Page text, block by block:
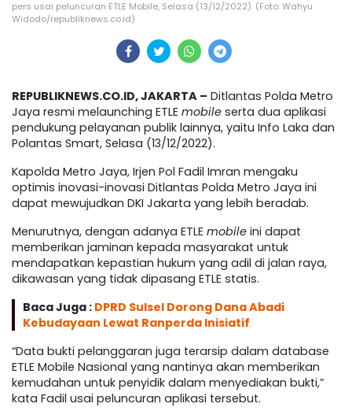
pers usai peluncuran ETLE Mobile, Selasa (13/12/2022). (Foto: Wahyu
Widodo/republiknews.co.id)
REPUBLIKNEWS.CO.ID, JAKARTA – Ditlantas Polda Metro
Jaya resmi melaunching ETLE mobile serta dua aplikasi
pendukung pelayanan publik lainnya, yaitu Info Laka dan
Polantas Smart, Selasa (13/12/2022).
Kapolda Metro Jaya, Irjen Pol Fadil Imran mengaku
optimis inovasi-inovasi Ditlantas Polda Metro Jaya ini
dapat mewujudkan DKI Jakarta yang lebih beradab.
Menurutnya, dengan adanya ETLE mobile ini dapat
memberikan jaminan kepada masyarakat untuk
mendapatkan kepastian hukum yang adil di jalan raya,
dikawasan yang tidak dipasang ETLE statis.
Baca Juga : DPRD Sulsel Dorong Dana Abadi
Kebudayaan Lewat Ranperda Inisiatif
“Data bukti pelanggaran juga terarsip dalam database
ETLE Mobile Nasional yang nantinya akan memberikan
kemudahan untuk penyidik dalam menyediakan bukti,”
kata Fadil usai peluncuran aplikasi tersebut.